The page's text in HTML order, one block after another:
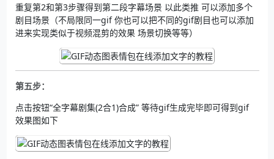
重复第2和第3步骤得到第二段字幕场景 以此类推 可以添加多个
剧目场景（不局限同一gif 你也可以把不同的gif剧目也可以添加
进来实现类似于视频混剪的效果 场景切换等等）
第五步：
点击按钮“全字幕剧集(2合1)合成” 等待gif生成完毕即可得到gif
效果图如下